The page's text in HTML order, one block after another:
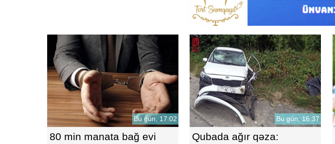
Bu gün, 17:02
80 min manata bağ evi
Bu gün, 16:37
Qubada ağır qəza: